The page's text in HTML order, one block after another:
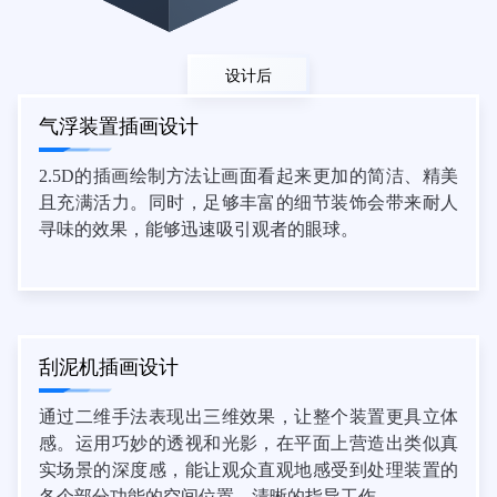
设计后
气浮装置插画设计
2.5D的插画绘制方法让画面看起来更加的简洁、精美
且充满活力。同时，足够丰富的细节装饰会带来耐人
寻味的效果，能够迅速吸引观者的眼球。
刮泥机插画设计
通过二维手法表现出三维效果，让整个装置更具立体
感。运用巧妙的透视和光影，在平面上营造出类似真
实场景的深度感，能让观众直观地感受到处理装置的